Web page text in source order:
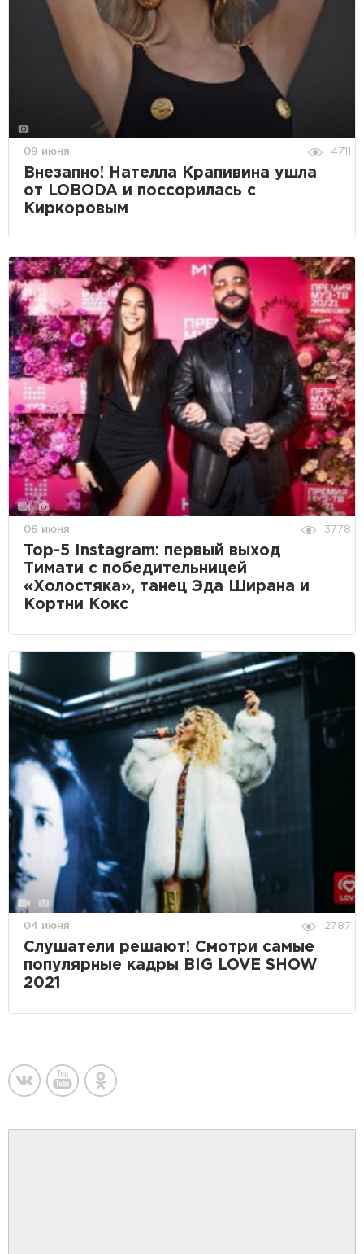
09 июня 4711
Внезапно! Нателла Крапивина ушла
от LOBODA и поссорилась с
Киркоровым
06 июня 3778
Top-5 Instagram: первый выход
Тимати с победительницей
«Холостяка», танец Эда Ширана и
Кортни Кокс
04 июня 2787
Слушатели решают! Смотри самые
популярные кадры BIG LOVE SHOW
2021